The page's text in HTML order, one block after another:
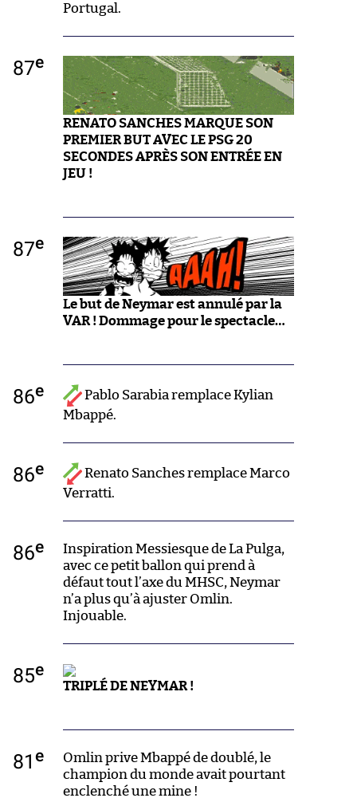
Portugal.
87e
RENATO SANCHES MARQUE SON
PREMIER BUT AVEC LE PSG 20
SECONDES APRÈS SON ENTRÉE EN
JEU !
87e
Le but de Neymar est annulé par la
VAR ! Dommage pour le spectacle…
86e
Pablo Sarabia remplace Kylian
Mbappé.
86e
Renato Sanches remplace Marco
Verratti.
86e
Inspiration Messiesque de La Pulga,
avec ce petit ballon qui prend à
défaut tout l’axe du MHSC, Neymar
n’a plus qu’à ajuster Omlin.
Injouable.
85e
TRIPLÉ DE NEYMAR !
81 e
Omlin prive Mbappé de doublé, le
champion du monde avait pourtant
enclenché une mine !